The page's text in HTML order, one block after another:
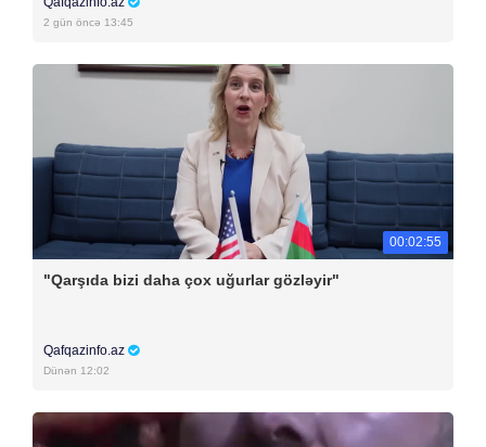
2 gün öncə 13:45
00:02:55
"Qarşıda bizi daha çox uğurlar gözləyir"
Qafqazinfo.az
Dünən 12:02